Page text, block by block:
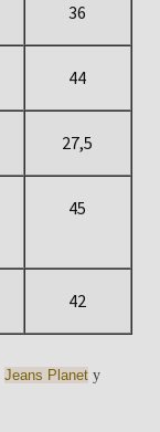
36
44
27,5
45
42
Jeans Planetу